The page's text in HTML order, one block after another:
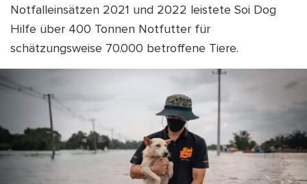
Notfalleinsätzen 2021 und 2022 leistete Soi Dog
Hilfe über 400 Tonnen Notfutter für
schätzungsweise 70.000 betroffene Tiere.